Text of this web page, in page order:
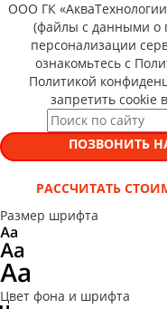
ООО ГК
(файлы с данными о
персонализации
ознакомьтесь с
Политикой
запретить cookie
ПОЗВОНИТЬ
РАССЧИТАТЬ
Размер шрифта
Цвет фона и шрифта